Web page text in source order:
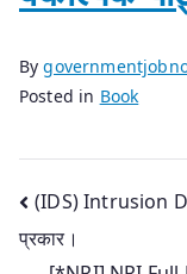
By
Posted in Book
Post
(IDS) Intrusion
प्रकार।